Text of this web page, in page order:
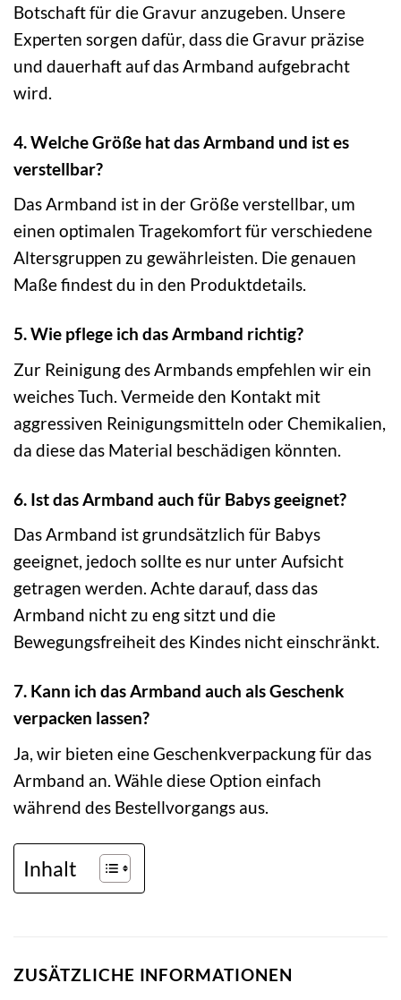
Botschaft für die Gravur anzugeben. Unsere
Experten sorgen dafür, dass die Gravur präzise
und dauerhaft auf das Armband aufgebracht
wird.
4. Welche Größe hat das Armband und ist es
verstellbar?
Das Armband ist in der Größe verstellbar, um
einen optimalen Tragekomfort für verschiedene
Altersgruppen zu gewährleisten. Die genauen
Maße findest du in den Produktdetails.
5. Wie pflege ich das Armband richtig?
Zur Reinigung des Armbands empfehlen wir ein
weiches Tuch. Vermeide den Kontakt mit
aggressiven Reinigungsmitteln oder Chemikalien,
da diese das Material beschädigen könnten.
6. Ist das Armband auch für Babys geeignet?
Das Armband ist grundsätzlich für Babys
geeignet, jedoch sollte es nur unter Aufsicht
getragen werden. Achte darauf, dass das
Armband nicht zu eng sitzt und die
Bewegungsfreiheit des Kindes nicht einschränkt.
7. Kann ich das Armband auch als Geschenk
verpacken lassen?
Ja, wir bieten eine Geschenkverpackung für das
Armband an. Wähle diese Option einfach
während des Bestellvorgangs aus.
Inhalt
ZUSÄTZLICHE INFORMATIONEN